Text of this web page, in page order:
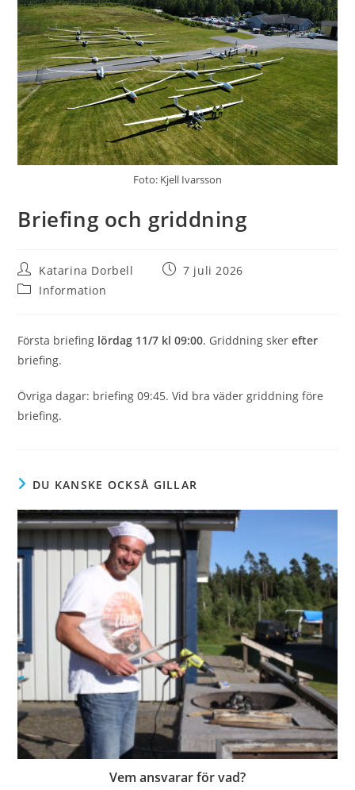
Foto: Kjell Ivarsson
Briefing och griddning
Inläggsförfattare:
Katarina Dorbell
Inlägget
7 juli 2026
Inläggskategori:
Information
Första briefing lördag 11/7 kl 09:00. Griddning skerefter
briefing.
Övriga dagar: briefing 09:45. Vid bra väder griddning före
briefing.
DU KANSKE OCKSÅ GILLAR
Vem ansvarar för vad?